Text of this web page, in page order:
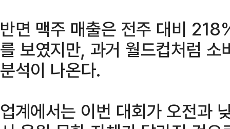
반면 맥주 매출은 전주 대비
를 보였지만, 과거 월드컵처럼
분석이 나온다.
업계에서는 이번 대회가 오전과